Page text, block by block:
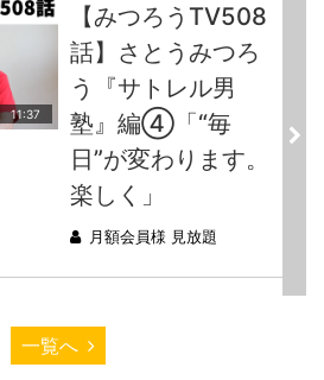
11:37
【みつろうTV508
話】さとうみつろ
う『サトレル男
塾』編④「“毎
日”が変わります。
楽しく」
月額会員様 見放題
一覧へ